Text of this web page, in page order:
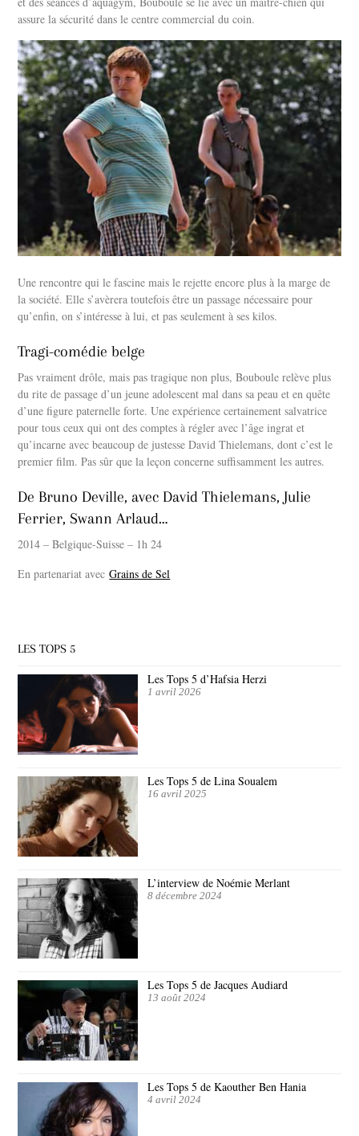
assure la sécurité dans le centre commercial du coin.
Une rencontre qui le fascine mais le rejette encore plus à la marge de
la société. Elle s’avèrera toutefois être un passage nécessaire pour
qu’enfin, on s’intéresse à lui, et pas seulement à ses kilos.
Tragi-comédie belge
Pas vraiment drôle, mais pas tragique non plus, Bouboule relève plus
du rite de passage d’un jeune adolescent mal dans sa peau et en quête
d’une figure paternelle forte. Une expérience certainement salvatrice
pour tous ceux qui ont des comptes à régler avec l’âge ingrat et
qu’incarne avec beaucoup de justesse David Thielemans, dont c’est le
premier film. Pas sûr que la leçon concerne suffisamment les autres.
De Bruno Deville, avec David Thielemans, Julie
Ferrier, Swann Arlaud…
2014 – Belgique-Suisse – 1h 24
En partenariat avecGrains de Sel
LES TOPS 5
Les Tops 5 d’Hafsia Herzi
1 avril 2026
Les Tops 5 de Lina Soualem
16 avril 2025
L’interview de Noémie Merlant
8 décembre 2024
Les Tops 5 de Jacques Audiard
13 août 2024
Les Tops 5 de Kaouther Ben Hania
4 avril 2024